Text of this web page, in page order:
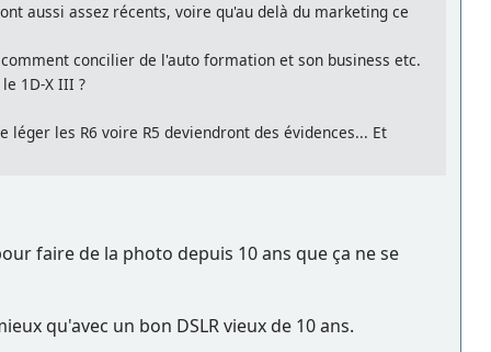
aussi assez récents, voire qu'au delà du marketing ce
concilier de l'auto formation et son business etc.
1D-X III ?
les R6 voire R5 deviendront des évidences... Et
faire de la photo depuis 10 ans que ça ne se
qu'avec un bon DSLR vieux de 10 ans.